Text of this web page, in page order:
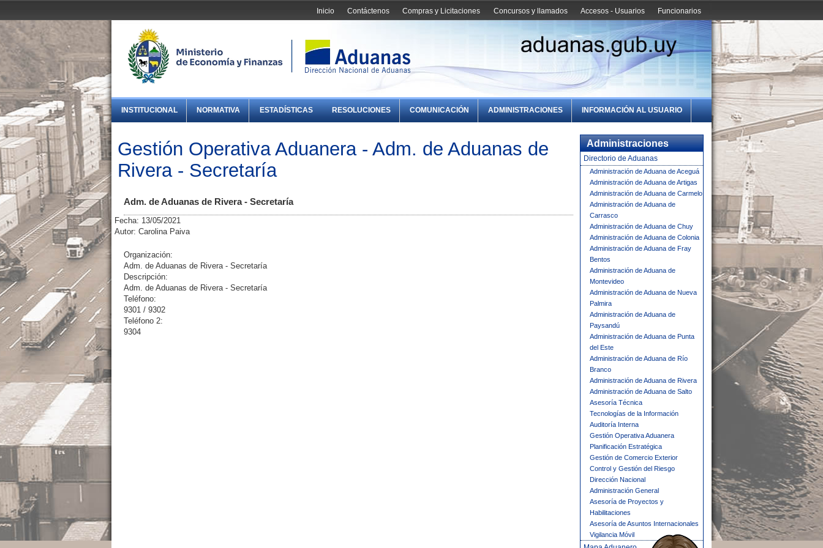
Funcionarios
Accesos - Usuarios
Concursos y llamados
Compras y Licitaciones
Contáctenos
Inicio
INSTITUCIONAL NORMATIVA ESTADÍSTICAS RESOLUCIONES COMUNICACIÓN ADMINISTRACIONES INFORMACIÓN AL USUARIO
Gestión Operativa Aduanera - Adm. de Aduanas de
Rivera - Secretaría
Adm. de Aduanas de Rivera - Secretaría
Fecha: 13/05/2021
Autor: Carolina Paiva
Organización:
Adm. de Aduanas de Rivera - Secretaría
Descripción:
Adm. de Aduanas de Rivera - Secretaría
Teléfono:
9301 / 9302
Teléfono 2:
9304
Administraciones
Directorio de Aduanas
Administración de Aduana de Aceguá
Administración de Aduana de Artigas
Administración de Aduana de Carmelo
Administración de Aduana de
Carrasco
Administración de Aduana de Chuy
Administración de Aduana de Colonia
Administración de Aduana de Fray
Bentos
Administración de Aduana de
Montevideo
Administración de Aduana de Nueva
Palmira
Administración de Aduana de
Paysandú
Administración de Aduana de Punta
del Este
Administración de Aduana de Río
Branco
Administración de Aduana de Rivera
Administración de Aduana de Salto
Asesoría Técnica
Tecnologías de la Información
Auditoría Interna
Gestión Operativa Aduanera
Planificación Estratégica
Gestión de Comercio Exterior
Control y Gestión del Riesgo
Dirección Nacional
Administración General
Asesoría de Proyectos y
Habilitaciones
Asesoría de Asuntos Internacionales
Vigilancia Móvil